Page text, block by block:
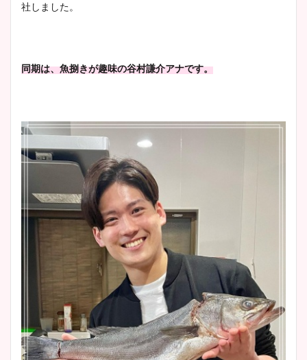
社しました。
同期は、魚捌きが趣味の谷村謙介アナです。